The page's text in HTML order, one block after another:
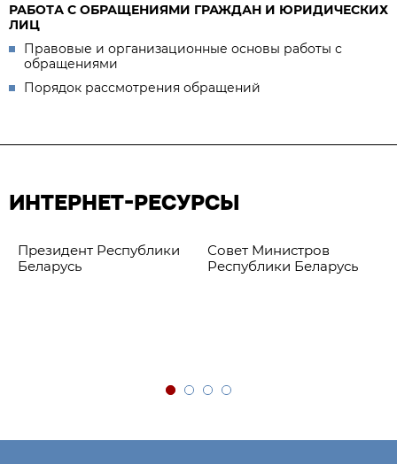
РАБОТА С ОБРАЩЕНИЯМИ ГРАЖДАН И ЮРИДИЧЕСКИХ
ЛИЦ
Правовые и организационные основы работы с
обращениями
Порядок рассмотрения обращений
ИНТЕРНЕТ-РЕСУРСЫ
Президент Республики
Беларусь
Совет Министров
Республики Беларусь